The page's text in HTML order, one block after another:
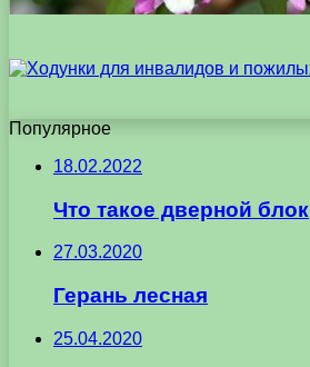
Популярное
18.02.2022
Что такое дверной блок
27.03.2020
Герань лесная
25.04.2020